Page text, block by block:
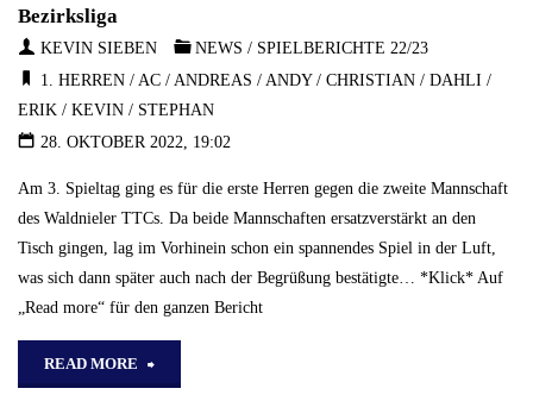
Kamelle
für
Erste"
Bezirksliga
KEVIN SIEBEN NEWS / SPIELBERICHTE 22/23
1. HERREN/ AC/ ANDREAS / ANDY/ CHRISTIAN/ DAHLI /
ERIK /KEVIN / STEPHAN
28. OKTOBER 2022, 19:02
Am 3. Spieltag ging es für die erste Herren gegen die zweite Mannschaft
des Waldnieler TTCs. Da beide Mannschaften ersatzverstärkt an den
Tisch gingen, lag im Vorhinein schon ein spannendes Spiel in der Luft,
was sich dann später auch nach der Begrüßung bestätigte… *Klick* Auf
„Read more“ für den ganzen Bericht
READ MORE "23.10.2022